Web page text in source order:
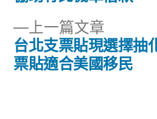
導
覽
上一篇文章
一
篇
台北支票貼現選擇抽
票貼適合美國移民